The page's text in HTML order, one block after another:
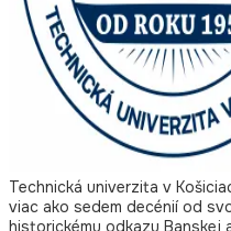
Technická univerzita v
viac ako sedem decénií od
historickému odkazu Banskej